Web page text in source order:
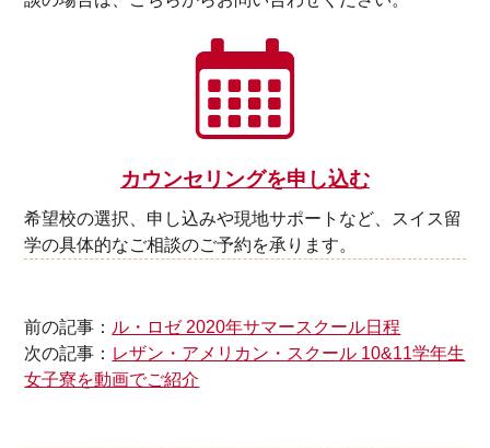
カウンセリングを申し込む
希望校の選択、申し込みや現地サポートなど、スイス留
学の具体的なご相談のご予約を承ります。
前の記事： ル・ロゼ 2020年サマースクール日程
次の記事： レザン・アメリカン・スクール 10&11学年生
女子寮を動画でご紹介